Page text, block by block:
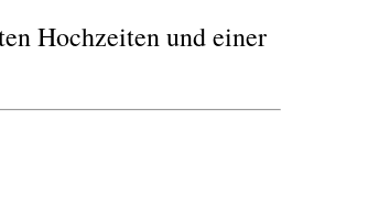
Hochzeiten und einer